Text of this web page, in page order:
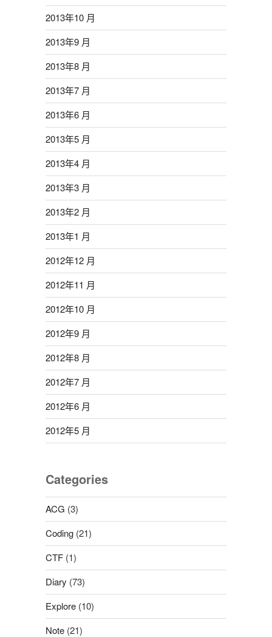
2013年10 月
2013年9 月
2013年8 月
2013年7 月
2013年6 月
2013年5 月
2013年4 月
2013年3 月
2013年2 月
2013年1 月
2012年12 月
2012年11 月
2012年10 月
2012年9 月
2012年8 月
2012年7 月
2012年6 月
2012年5 月
Categories
ACG (3)
Coding(21)
CTF(1)
Diary (73)
Explore(10)
Note(21)